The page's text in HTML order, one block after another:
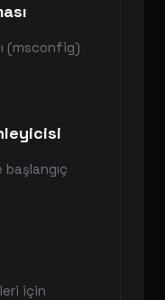
(msconfig)
için